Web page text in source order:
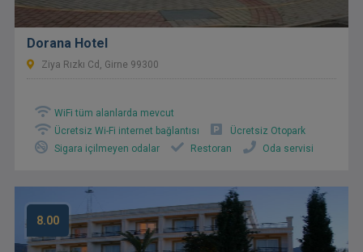
Dorana Hotel
Ziya Rızkı Cd, Girne 99300
WiFi tüm alanlarda mevcut
Ücretsiz Wi-Fi internet bağlantısı
Ücretsiz Otopark
Sigara içilmeyen odalar
Restoran Oda servisi
8.00